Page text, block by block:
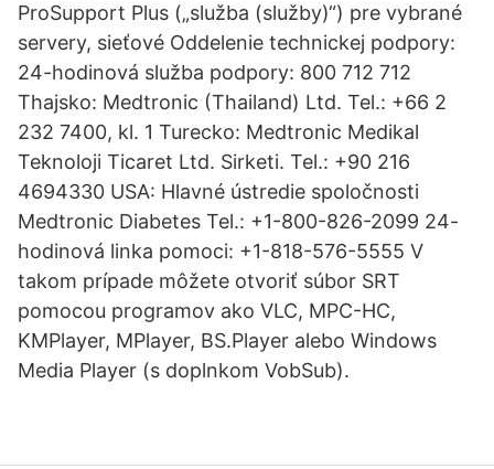
ProSupport Plus („služba (služby)“) pre vybrané
servery, sieťové Oddelenie technickej podpory:
24-hodinová služba podpory: 800 712 712
Thajsko: Medtronic (Thailand) Ltd. Tel.: +66 2
232 7400, kl. 1 Turecko: Medtronic Medikal
Teknoloji Ticaret Ltd. Sirketi. Tel.: +90 216
4694330 USA: Hlavné ústredie spoločnosti
Medtronic Diabetes Tel.: +1-800-826-2099 24-
hodinová linka pomoci: +1-818-576-5555 V
takom prípade môžete otvoriť súbor SRT
pomocou programov ako VLC, MPC-HC,
KMPlayer, MPlayer, BS.Player alebo Windows
Media Player (s doplnkom VobSub).